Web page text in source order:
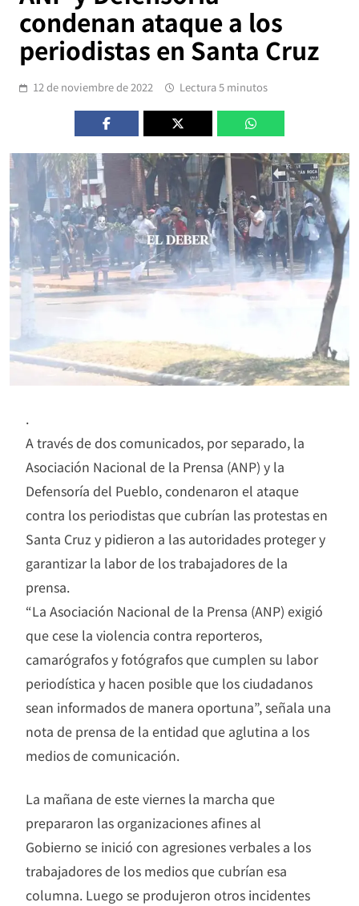
condenan ataque a los
periodistas en Santa Cruz
12 de noviembre de 2022 Lectura 5 minutos
.
A través de dos comunicados, por separado, la
Asociación Nacional de la Prensa (ANP) y la
Defensoría del Pueblo, condenaron el ataque
contra los periodistas que cubrían las protestas en
Santa Cruz y pidieron a las autoridades proteger y
garantizar la labor de los trabajadores de la
prensa.
“La Asociación Nacional de la Prensa (ANP) exigió
que cese la violencia contra reporteros,
camarógrafos y fotógrafos que cumplen su labor
periodística y hacen posible que los ciudadanos
sean informados de manera oportuna”, señala una
nota de prensa de la entidad que aglutina a los
medios de comunicación.
La mañana de este viernes la marcha que
prepararon las organizaciones afines al
Gobierno se inició con agresiones verbales a los
trabajadores de los medios que cubrían esa
columna. Luego se produjeron otros incidentes